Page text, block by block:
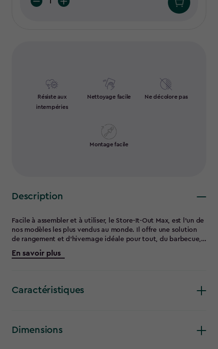
Résiste aux
intempéries
Nettoyage facile Ne décolore pas
Montage facile
Description
Facile à assembler et à utiliser, le Store-It-Out Max, est l'un de
nos modèles les plus vendus au monde. Il offre une solution
de rangement et d'hivernage idéale pour tout, du barbecue,
à la tondeuse, en passant par les chaises de jardin.
Étonnamment compact et polyvalent, cet coffre de jardin
il est doté d'une ouverture frontale et supérieure, d'un seuil
incliné et d'un kit d'ouverture adapté aux poubelles
En savoir plus
Caractéristiques
Dimensions